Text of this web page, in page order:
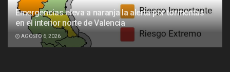
Emergencias eleva a naranja la alerta por tormentas
en el interior norte de Valencia
AGOSTO 6, 2026